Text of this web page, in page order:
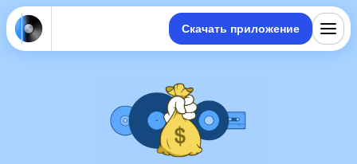
Скачать приложение